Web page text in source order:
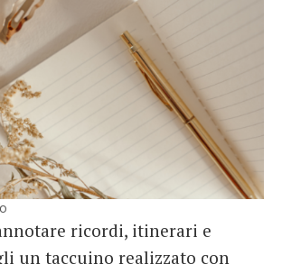
ricordi, itinerari e
un taccuino realizzato con